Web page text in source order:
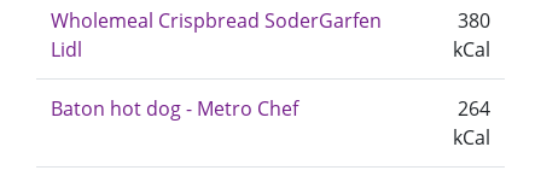
Wholemeal Crispbread SoderGarfen
Lidl
380
kCal
Baton hot dog - Metro Chef
264
kCal